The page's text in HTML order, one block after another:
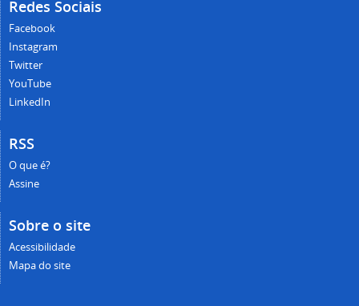
Redes Sociais
Facebook
Instagram
Twitter
YouTube
LinkedIn
RSS
O que é?
Assine
Sobre o site
Acessibilidade
Mapa do site